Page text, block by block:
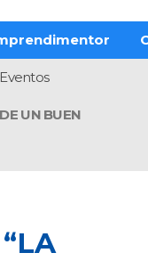
Eventos
UN BUEN